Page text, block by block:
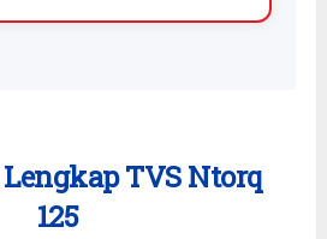
TVS Ntorq
125